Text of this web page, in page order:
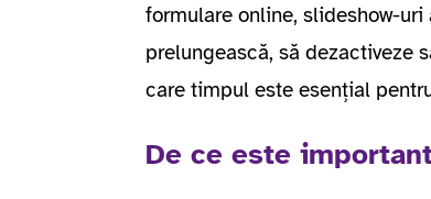
formulare online, slideshow-
prelungească, să dezactiveze
care timpul este esențial
De ce este